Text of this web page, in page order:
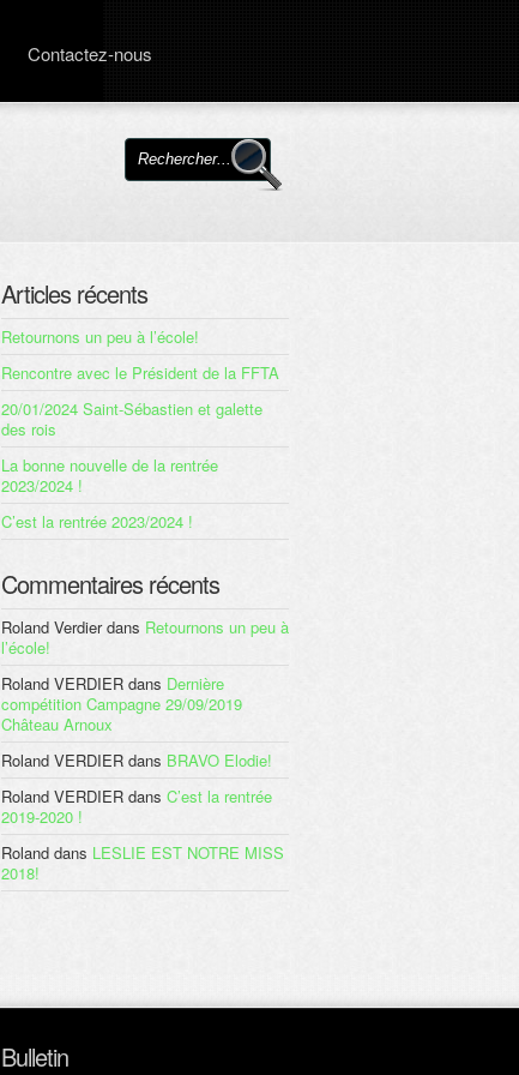
Contactez-nous
Articles récents
Retournons un peu à l’école!
Rencontre avec le Président de la FFTA
20/01/2024 Saint-Sébastien et galette
des rois
La bonne nouvelle de la rentrée
2023/2024 !
C’est la rentrée 2023/2024 !
Commentaires récents
Roland Verdierdans Retournons un peu à
l’école!
Roland VERDIER dans Dernière
compétition Campagne 29/09/2019
Château Arnoux
Roland VERDIER dans BRAVO Elodie!
Roland VERDIER dans C’est la rentrée
2019-2020 !
Roland dans LESLIE EST NOTRE MISS
2018!
Bulletin